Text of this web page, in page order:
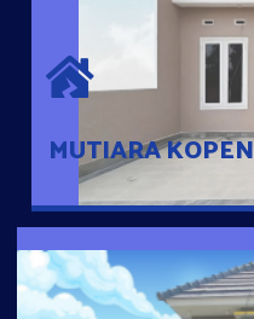
MUTIARA KOPEN
MUTIARA KOPEN
Hunian nyaman dengan
kota, 2 menit dari Ring Road